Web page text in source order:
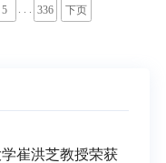
各部门要进一步
上，四个校区的
5 . . . 336 下页
崔洪芝教授荣获